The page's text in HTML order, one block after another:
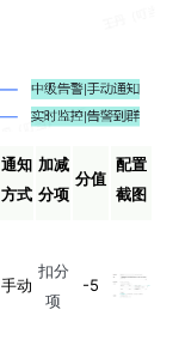
通知
方式
加减
分项
分值
配置
截图
手动
扣分
项
-5